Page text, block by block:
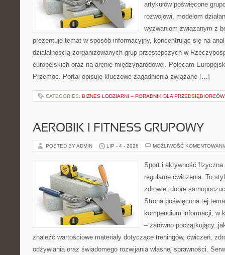
artykułów poświęcone
rozwojowi, modelom
wyzwaniom związanym z
prezentuje temat w sposób informacyjny, koncentrując się na
działalnością zorganizowanych grup przestępczych w
europejskich oraz na arenie międzynarodowej. Polecam
Przemoc. Portal opisuje kluczowe zagadnienia związane […]
CATEGORIES: BIZNES LODZIARNI – PORADNIK DLA PRZEDSIĘBIORCÓW
AEROBIK I FITNESS GRUPOWY
POSTED BY ADMIN LIP - 4 - 2026 MOŻLIWOŚĆ
Sport i aktywność
regularne ćwiczenia. To
zdrowie, dobre
Strona poświęcona tej
kompendium informacji, w
– zarówno początkujący,
znaleźć wartościowe materiały dotyczące treningów, ćwiczeń,
odżywiania oraz świadomego rozwijania własnej sprawności.